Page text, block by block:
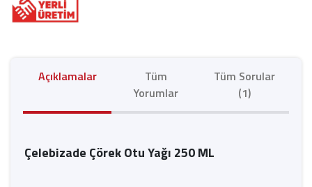
Açıklamalar
Tüm
Yorumlar
Tüm Sorular
(1)
Çelebizade Çörek Otu Yağı 250 ML